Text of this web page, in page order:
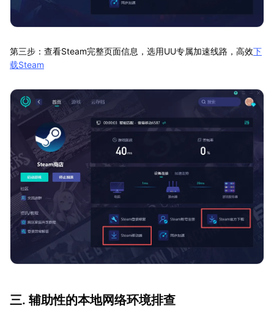
第三步：查看Steam完整页面信息，选用UU专属加速线路，高效下
载Steam
三. 辅助性的本地网络环境排查